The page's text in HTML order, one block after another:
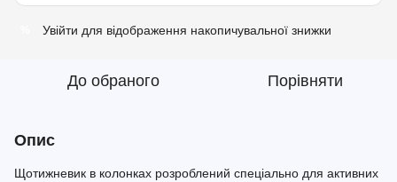
Увійти для відображення накопичувальної знижки
До обраного Порівняти
Опис
Щотижневик в колонках розроблений спеціально для активних